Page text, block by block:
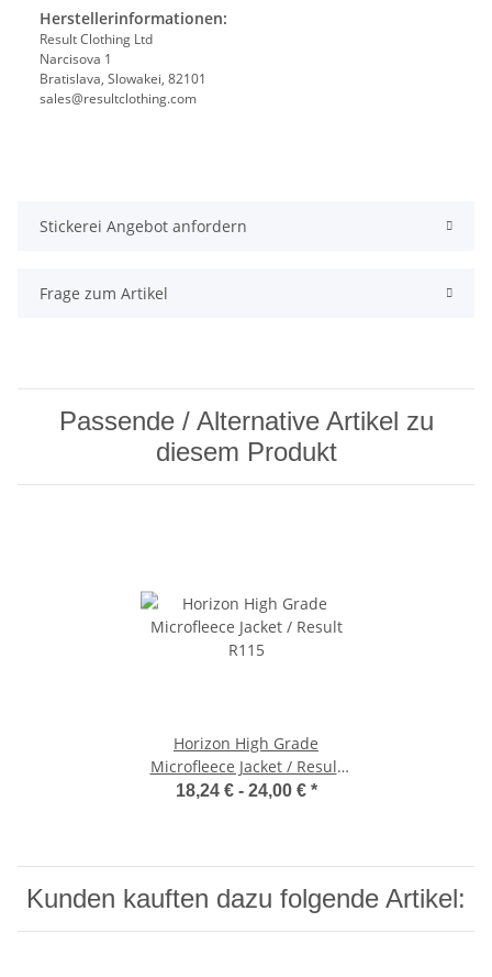
Herstellerinformationen:
Result Clothing Ltd
Narcisova 1
Bratislava, Slowakei, 82101
sales@resultclothing.com
Stickerei Angebot anfordern
Frage zum Artikel
Passende / Alternative Artikel zu
diesem Produkt
Horizon High Grade
Microfleece Jacket / Result
R115
18,24 € - 24,00 € *
Kunden kauften dazu folgende Artikel: